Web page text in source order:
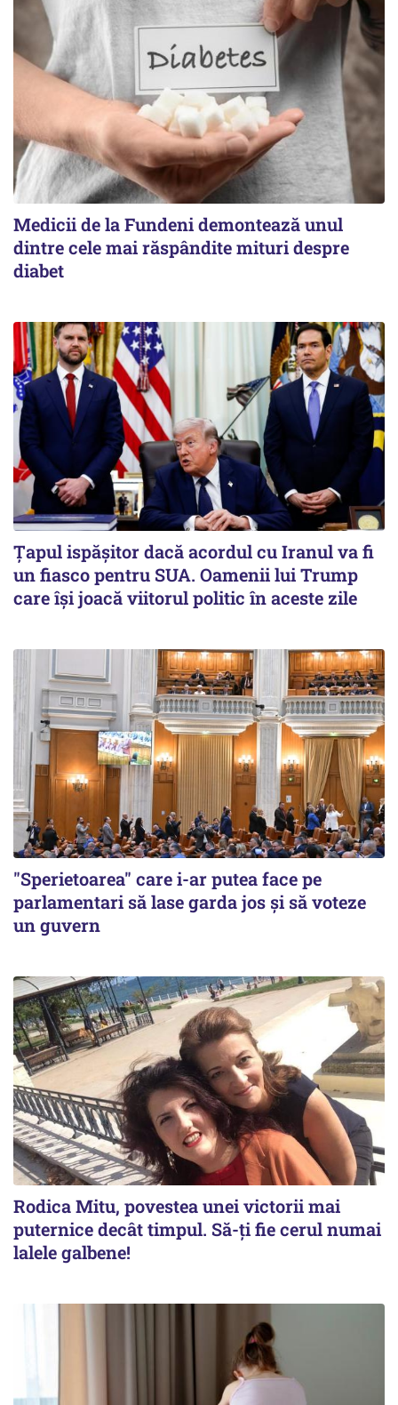
Medicii de la Fundeni demontează unul
dintre cele mai răspândite mituri despre
diabet
Țapul ispășitor dacă acordul cu Iranul va fi
un fiasco pentru SUA. Oamenii lui Trump
care își joacă viitorul politic în aceste zile
"Sperietoarea" care i-ar putea face pe
parlamentari să lase garda jos și să voteze
un guvern
Rodica Mitu, povestea unei victorii mai
puternice decât timpul. Să-ți fie cerul numai
lalele galbene!